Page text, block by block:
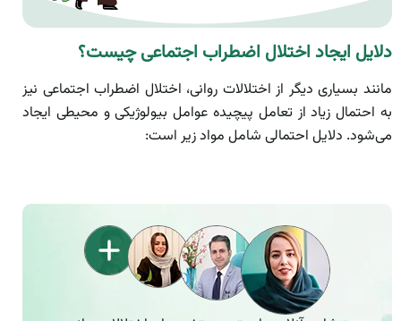
دلایل ایجاد اختلال اضطراب اجتماعی چیست؟
مانند بسیاری دیگر از اختلالات روانی، اختلال اضطراب اجتماعی نیز
به احتمال زیاد از تعامل پیچیده عوامل بیولوژیکی و محیطی ایجاد
می‌شود. دلایل احتمالی شامل مواد زیر است: